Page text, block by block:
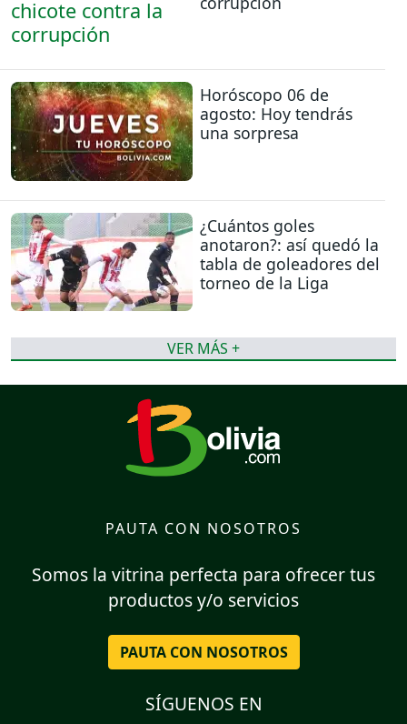
Horóscopo 06 de
agosto: Hoy tendrás
una sorpresa
¿Cuántos goles
anotaron?: así quedó la
tabla de goleadores del
torneo de la Liga
VER MÁS +
PAUTA CON NOSOTROS
Somos la vitrina perfecta para ofrecer tus
productos y/o servicios
PAUTA CON NOSOTROS
SÍGUENOS EN